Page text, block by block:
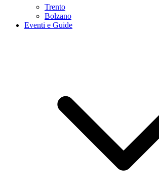
Trento
Bolzano
Eventi e Guide